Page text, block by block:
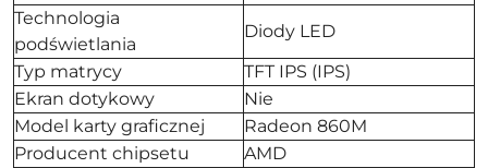
Technologia
podświetlania
Diody LED
Typ matrycy
TFT IPS (IPS)
Ekran dotykowy
Nie
Model karty graficznej
Radeon 860M
Producent chipsetu
AMD